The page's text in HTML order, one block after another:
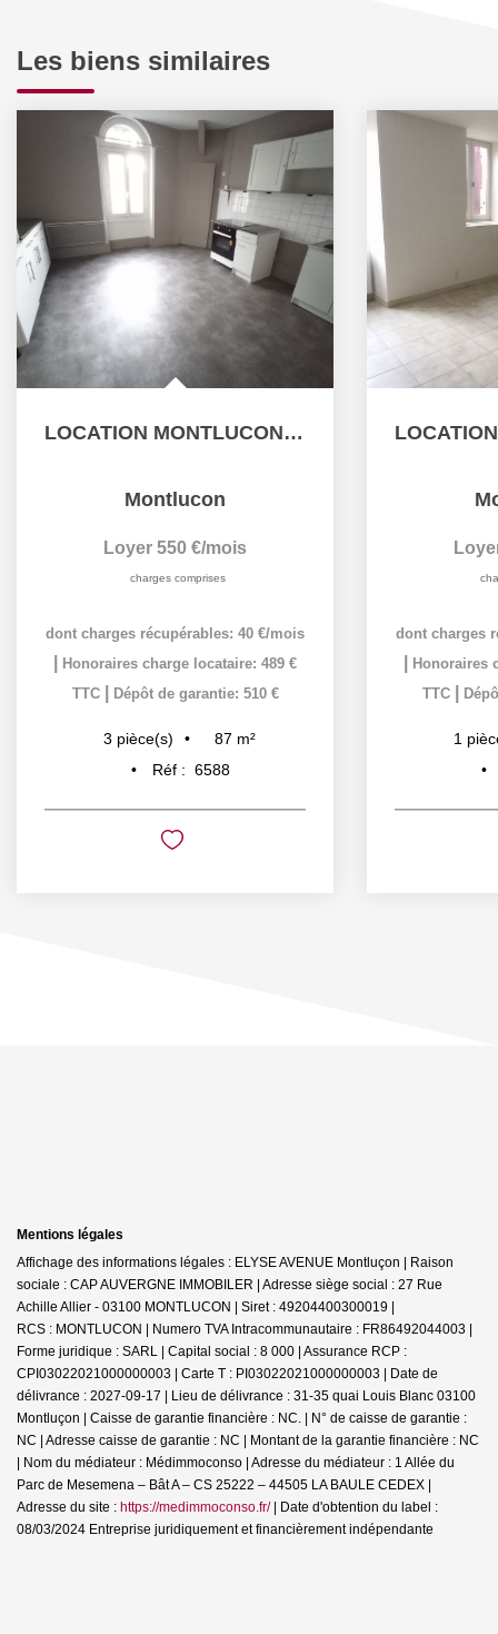
Les biens similaires
LOCATION MONTLUCON APPARTEMENT F3 BIS
Montlucon
Loyer 550 €/mois
charges comprises
dont charges récupérables: 40 €/mois
Honoraires charge locataire: 489 €
TTC
Dépôt de garantie: 510 €
3 pièce(s) 87 m²
Réf : 6588
dont charges
Honoraires
TTC
1
Mentions légales
Affichage des informations légales : ELYSE AVENUE Montluçon | Raison
sociale : CAP AUVERGNE IMMOBILER | Adresse siège social : 27 Rue
Achille Allier - 03100 MONTLUCON | Siret : 49204400300019 |
RCS : MONTLUCON | Numero TVA Intracommunautaire : FR86492044003 |
Forme juridique : SARL | Capital social : 8 000 | Assurance RCP :
CPI03022021000000003 | Carte T : PI03022021000000003 | Date de
délivrance : 2027-09-17 | Lieu de délivrance : 31-35 quai Louis Blanc 03100
Montluçon | Caisse de garantie financière : NC. | N° de caisse de garantie :
NC | Adresse caisse de garantie : NC | Montant de la garantie financière : NC
| Nom du médiateur : Médimmoconso | Adresse du médiateur : 1 Allée du
Parc de Mesemena – Bât A – CS 25222 – 44505 LA BAULE CEDEX |
Adresse du site : https://medimmoconso.fr/| Date d'obtention du label :
08/03/2024 Entreprise juridiquement et financièrement indépendante